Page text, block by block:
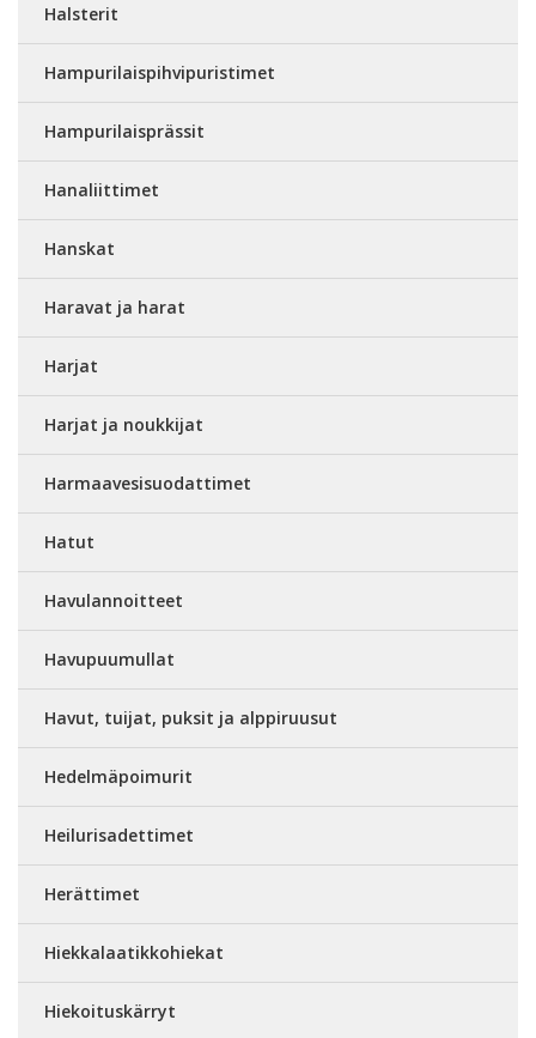
Halsterit
Hampurilaispihvipuristimet
Hampurilaisprässit
Hanaliittimet
Hanskat
Haravat ja harat
Harjat
Harjat ja noukkijat
Harmaavesisuodattimet
Hatut
Havulannoitteet
Havupuumullat
Havut, tuijat, puksit ja alppiruusut
Hedelmäpoimurit
Heilurisadettimet
Herättimet
Hiekkalaatikkohiekat
Hiekoituskärryt